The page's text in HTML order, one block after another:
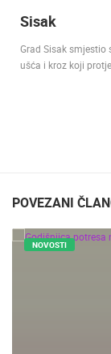
Sisak
Grad Sisak smjestio
ušća i kroz koji
POVEZANI
NOVOSTI